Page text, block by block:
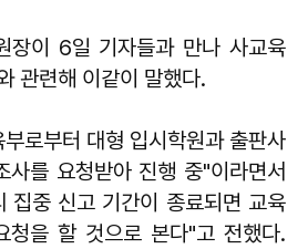
장이 6일 기자들과 만나 사교육
관련해 이같이 말했다.
로부터 대형 입시학원과 출판사
를 요청받아 진행 중"이라면서
집중 신고 기간이 종료되면 교육
청을 할 것으로 본다"고 전했다.